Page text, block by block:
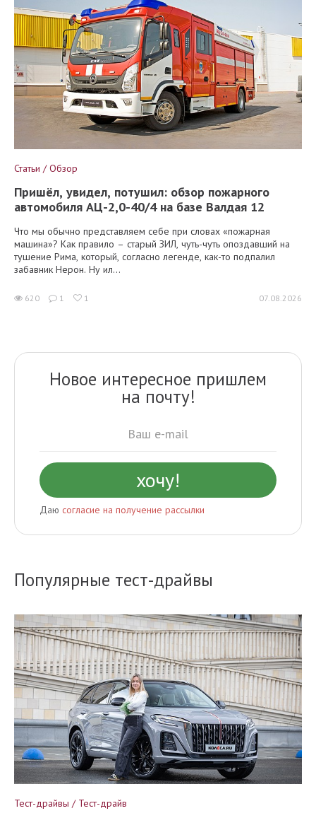
Статьи / Обзор
Пришёл, увидел, потушил: обзор пожарного
автомобиля АЦ-2,0-40/4 на базе Валдая 12
Что мы обычно представляем себе при словах «пожарная
машина»? Как правило – старый ЗИЛ, чуть-чуть опоздавший на
тушение Рима, который, согласно легенде, как-то подпалил
забавник Нерон. Ну ил...
620 1 1 07.08.2026
Новое интересное пришлем
на почту!
Даю согласие на получение рассылки
Популярные тест-драйвы
Тест-драйвы / Тест-драйв